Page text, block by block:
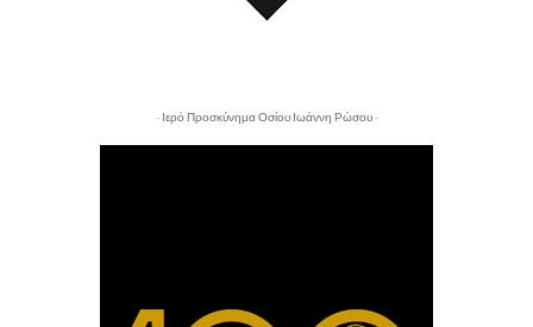
- Ιερό Προσκύνημα Οσίου Ιωάννη Ρώσου -